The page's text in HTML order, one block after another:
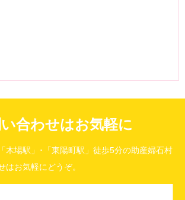
合わせはお気軽に
木場駅」･「東陽町駅」徒歩5分の助産婦石村
はお気軽にどうぞ。